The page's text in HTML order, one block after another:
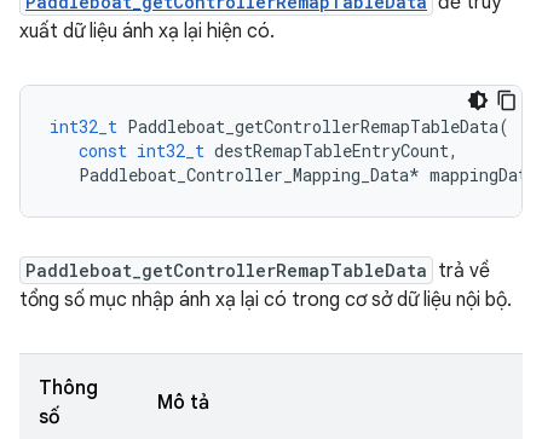
xuất dữ liệu ánh xạ lại hiện có.
int32_t Paddleboat_getControllerRemapTableData(
const int32_t destRemapTableEntryCount,
Paddleboat_Controller_Mapping_Data* mappingData
Paddleboat_getControllerRemapTableData trả về
tổng số mục nhập ánh xạ lại có trong cơ sở dữ liệu nội bộ.
Thông
số
Mô tả